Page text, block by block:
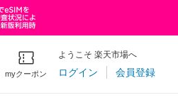
myクーポン
ようこそ 楽天市場へ
ログイン 会員登録